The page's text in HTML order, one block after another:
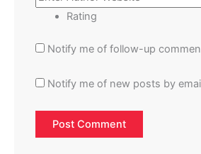
Rating
Notify me of follow-up
Notify me of new posts by